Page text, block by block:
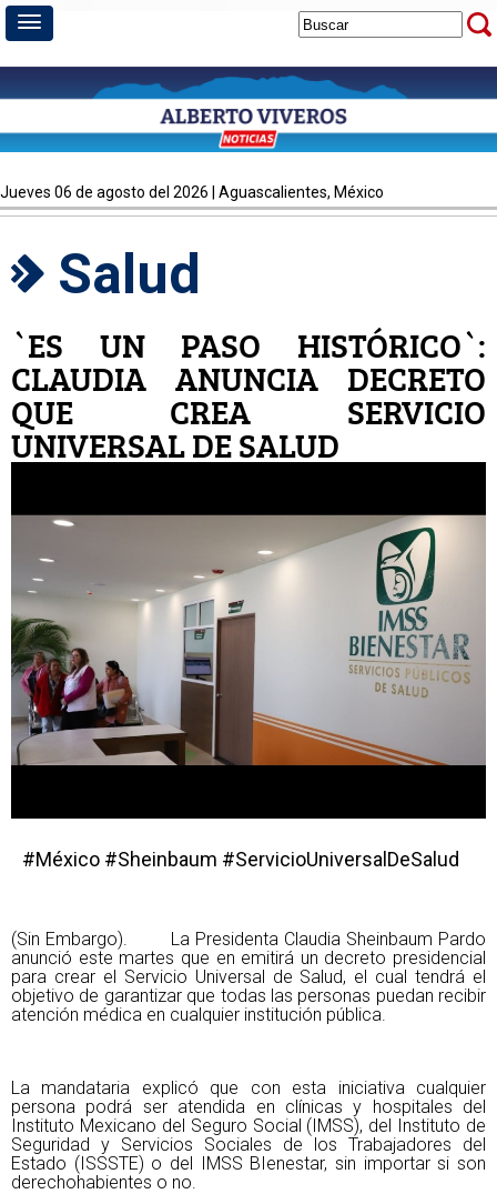
jueves 06 de agosto del 2026 | Aguascalientes, México
Salud
`ES UN PASO HISTÓRICO`:
CLAUDIA ANUNCIA DECRETO
QUE CREA SERVICIO
UNIVERSAL DE SALUD
#México #Sheinbaum #ServicioUniversalDeSalud
(Sin Embargo). La Presidenta Claudia Sheinbaum Pardo
anunció este martes que en emitirá un decreto presidencial
para crear el Servicio Universal de Salud, el cual tendrá el
objetivo de garantizar que todas las personas puedan recibir
atención médica en cualquier institución pública.
La mandataria explicó que con esta iniciativa cualquier
persona podrá ser atendida en clínicas y hospitales del
Instituto Mexicano del Seguro Social (IMSS), del Instituto de
Seguridad y Servicios Sociales de los Trabajadores del
Estado (ISSSTE) o del IMSS BIenestar, sin importar si son
derechohabientes o no.